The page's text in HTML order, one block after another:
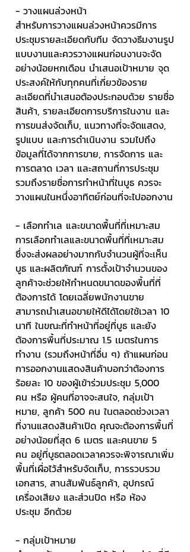
- วางแผนล่วงหน้า
สำหรับการวางแผนล่วงหน้าควรมีการ
ประชุมรายละเอียดกับทีม จัดวางธีมงานรูป
แบบงานและควรวางแผนก่อนงานจะจัด
อย่างน้อยหกเดือน นำเสนอเป้าหมาย จุด
ประสงค์ให้กับทุกคนที่เกี่ยวข้องราย
ละเอียดที่นำเสนอต้องประกอบด้วย รายชื่อ
สินค้า, รายละเอียดการบริการในงาน และ
การขนส่งจัดเก็บ, แนวทางที่จะจัดแสดง,
รูปแบบ และการดำเนินงาน รวมไปถึง
ข้อมูลที่ได้จากการขาย, การจัดการ และ
การตลาด เวลา และสถานที่การประชุม
รวมถึงรายชื่อการทำหน้าที่ในบูธ ควรจะ
วางแผนในหนึ่งอาทิตย์ก่อนที่จะไปออกงาน
- เลือกทำเล และขนาดพื้นที่ที่เหมาะสม
การเลือกทำเลและขนาดพื้นที่ที่เหมาะสม
ซึ่งจะส่งผลอย่างมากกับจำนวนผู้ที่จะเห็น
บูธ และผลิตภัณฑ์ การตั้งเป้าจำนวนของ
ลูกค้าจะช่วยให้กำหนดขนาดของพื้นที่ที่
ต้องการได้ โดยเฉลี่ยพนักงานขาย
สามารถนำเสนอขายให้ดีได้โดยใช้เวลา 10
นาที ในขณะที่ทำหน้าที่อยู่ที่บูธ และยัง
ต้องการพื้นที่ประมาณ 1.5 เมตรในการ
ทำงาน (รวมถึงหน้าที่อื่น ๆ) ถ้าแผนก่อน
การออกงานแสดงสินค้าบอกว่าต้องการ
ร้อยละ 10 ของผู้เข้าร่วมประชุม 5,000
คน หรือ ผู้คนที่อาจจะสนใจ, กลุ่มเป้า
หมาย, ลูกค้า 500 คน ในตลอดช่วงเวลา
ที่งานแสดงสินค้าเปิด คุณจะต้องการพื้นที่
อย่างน้อยที่สุด 6 เมตร และคนขาย 5
คน อยู่ที่บูธตลอดเวลาควรจะพิจารณาเพิ่ม
พื้นที่เผื่อไว้สำหรับจัดเก็บ, การรวบรวม
เอกสาร, สานสัมพันธ์ลูกค้า, อุปกรณ์
เครื่องเสียง และส่วนปิด หรือ ห้อง
ประชุม อีกด้วย
- กลุ่มเป้าหมาย